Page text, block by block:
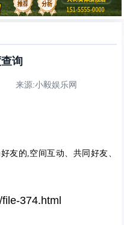
询
源:小毅娱乐网
友的,空间互动、共同好友、
374.html